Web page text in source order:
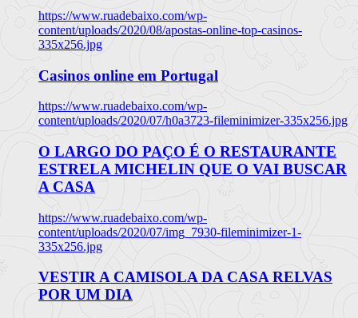
https://www.ruadebaixo.com/wp-
content/uploads/2020/08/apostas-online-top-casinos-
335x256.jpg
Casinos online em Portugal
https://www.ruadebaixo.com/wp-
content/uploads/2020/07/h0a3723-fileminimizer-335x256.jpg
O LARGO DO PAÇO É O RESTAURANTE
ESTRELA MICHELIN QUE O VAI BUSCAR
A CASA
https://www.ruadebaixo.com/wp-
content/uploads/2020/07/img_7930-fileminimizer-1-
335x256.jpg
VESTIR A CAMISOLA DA CASA RELVAS
POR UM DIA